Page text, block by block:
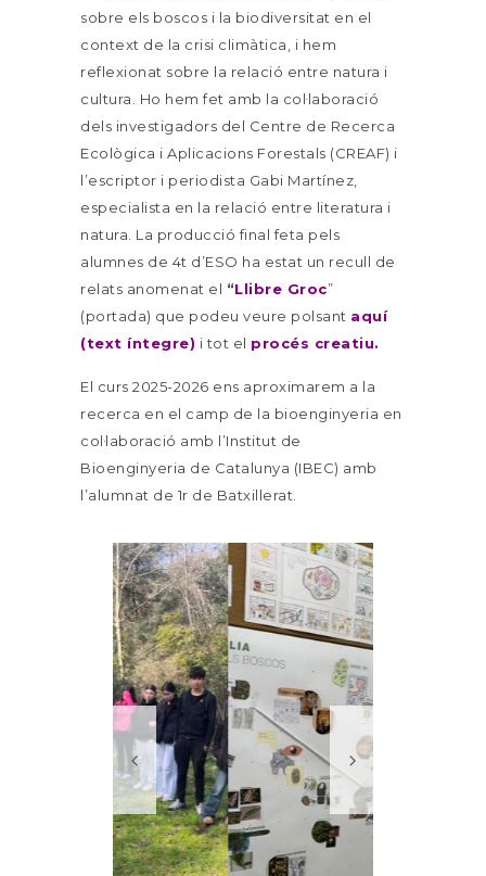
sobre els boscos i la biodiversitat en el
context de la crisi climàtica, i hem
reflexionat sobre la relació entre natura i
cultura. Ho hem fet amb la col·laboració
dels investigadors del Centre de Recerca
Ecològica i Aplicacions Forestals (CREAF) i
l’escriptor i periodista Gabi Martínez,
especialista en la relació entre literatura i
natura. La producció final feta pels
alumnes de 4t d’ESO ha estat un recull de
relats anomenat el “Llibre Groc”
(portada) que podeu veure polsant aquí
(text íntegre) i tot el procés creatiu.
El curs 2025-2026 ens aproximarem a la
recerca en el camp de la bioenginyeria en
col·laboració amb l’Institut de
Bioenginyeria de Catalunya (IBEC) amb
l’alumnat de 1r de Batxillerat.